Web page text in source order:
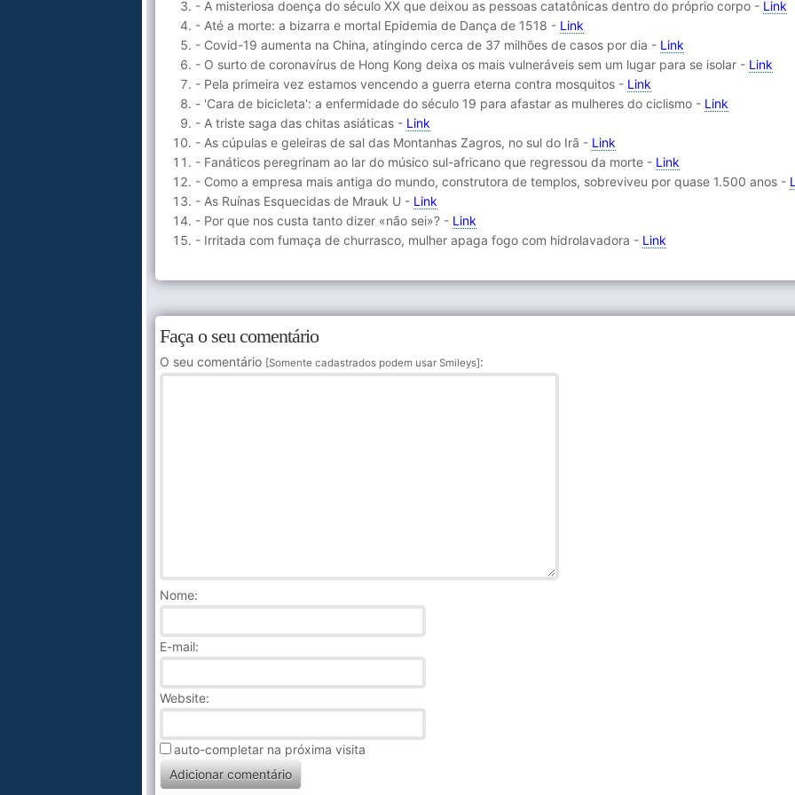
- A misteriosa doença do século XX que deixou as pessoas catatônicas dentro do próprio corpo - Link
- Até a morte: a bizarra e mortal Epidemia de Dança de 1518 - Link
- Covid-19 aumenta na China, atingindo cerca de 37 milhões de casos por dia - Link
- O surto de coronavírus de Hong Kong deixa os mais vulneráveis sem um lugar para se isolar - Link
- Pela primeira vez estamos vencendo a guerra eterna contra mosquitos - Link
- 'Cara de bicicleta': a enfermidade do século 19 para afastar as mulheres do ciclismo - Link
- A triste saga das chitas asiáticas - Link
- As cúpulas e geleiras de sal das Montanhas Zagros, no sul do Irã - Link
- Fanáticos peregrinam ao lar do músico sul-africano que regressou da morte - Link
- Como a empresa mais antiga do mundo, construtora de templos, sobreviveu por quase 1.500 anos -
- As Ruínas Esquecidas de Mrauk U - Link
- Por que nos custa tanto dizer «não sei»? - Link
- Irritada com fumaça de churrasco, mulher apaga fogo com hidrolavadora - Link
Faça o seu comentário
O seu comentário [Somente cadastrados podem usar Smileys] :
Nome:
E-mail:
Website:
auto-completar na próxima visita